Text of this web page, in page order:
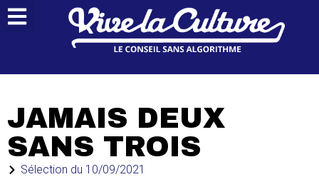
JAMAIS DEUX
SANS TROIS
Sélection du 10/09/2021